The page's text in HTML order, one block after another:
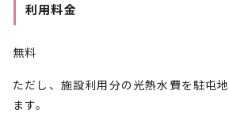
利用料金
無料
ただし、施設利用分の光熱水費を駐屯
ます。